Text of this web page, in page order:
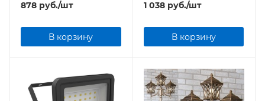
878 руб./шт
В корзину
1 038руб./шт
В корзину